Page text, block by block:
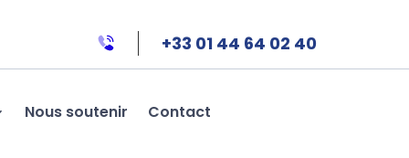
+33 01 44 64 02 40
Nous soutenir Contact